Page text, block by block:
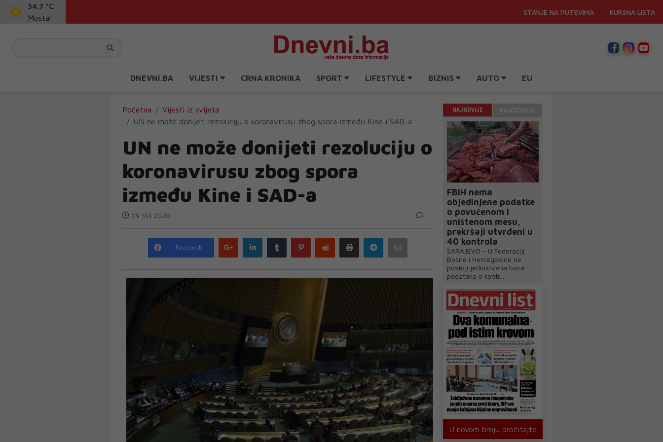
34.7 °C
Mostar
STANJE NA PUTEVIMA KURSNA LISTA
DNEVNI.BA VIJESTI CRNA KRONIKA SPORT LIFESTYLE BIZNIS AUTO EU
Početna
Vijesti iz svijeta
UN ne može donijeti rezoluciju o koronavirusu zbog spora između Kine i SAD-a
UN ne može donijeti rezoluciju o
koronavirusu zbog spora
između Kine i SAD-a
09 SVI 2020
Facebook
Google
plus
LinkedIn Tumblr PinterestReddit Print Telegram
NAJNOVIJE
FBiH nema
objedinjene podatke
o povučenom i
uništenom mesu,
prekršaji utvrđeni u
40 kontrola
SARAJEVO - U Federaciji
Bosne i Hercegovine ne
postoji jedinstvena baza
podataka o kontr...
U novom broju pročitajte